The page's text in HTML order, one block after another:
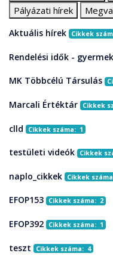
Pályázati hírek
Aktuális hírek Cikkek
Rendelési idők -
MK Többcélú Társulás
Marcali Értéktár Cikkek
clld Cikkek száma: 1
testületi videók Cikkek
naplo_cikkek Cikkek
EFOP153 Cikkek száma: 2
EFOP392 Cikkek száma: 1
teszt Cikkek száma: 4